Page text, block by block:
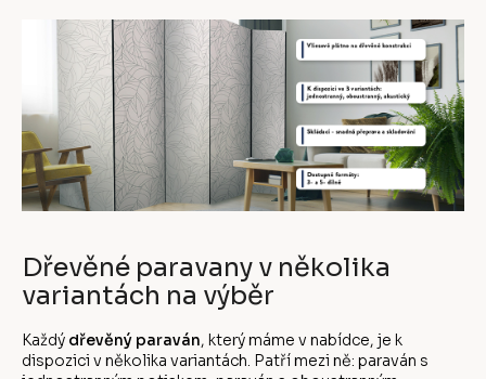
Dřevěné paravany v několika
variantách na výběr
Každý dřevěný paraván, který máme v nabídce, je k
dispozici v několika variantách. Patří mezi ně: paraván s